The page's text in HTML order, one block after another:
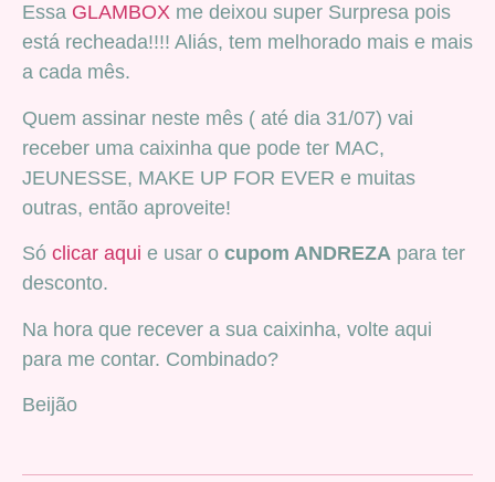
Essa GLAMBOX me deixou super Surpresa pois
está recheada!!!! Aliás, tem melhorado mais e mais
a cada mês.
Quem assinar neste mês ( até dia 31/07) vai
receber uma caixinha que pode ter MAC,
JEUNESSE, MAKE UP FOR EVER e muitas
outras, então aproveite!
Só clicar aqui e usar o cupom ANDREZA para ter
desconto.
Na hora que recever a sua caixinha, volte aqui
para me contar. Combinado?
Beijão